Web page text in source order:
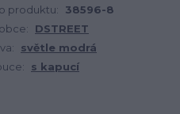
produktu: 38596-8
DSTREET
světle modrá
s kapucí